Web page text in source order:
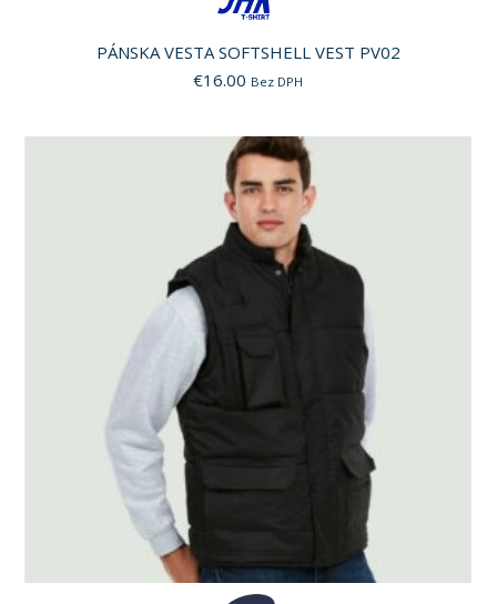
PÁNSKA VESTA SOFTSHELL VEST PV02
€16.00 Bez DPH